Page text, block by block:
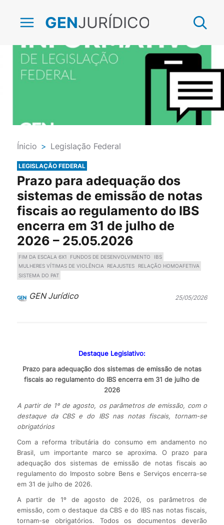
GENJURÍDICO
Ínicio > Legislação Federal
LEGISLAÇÃO FEDERAL
Prazo para adequação dos
sistemas de emissão de notas
fiscais ao regulamento do IBS
encerra em 31 de julho de
2026 – 25.05.2026
FIM DA ESCALA 6X1 FUNDOS DE DESENVOLVIMENTO
IBS
MULHERES VÍTIMAS DE VIOLÊNCIA
REAJUSTES
RELAÇÃO HOMOAFETIVA
SISTEMA DO PAT
GEN Jurídico 25/05/2026
Destaque Legislativo:
Prazo para adequação dos sistemas de emissão de notas
fiscais ao regulamento do IBS encerra em 31 de julho de
2026
A partir de 1º de agosto, os parâmetros de emissão, com o
destaque da CBS e do IBS nas notas fiscais, tornam-se
obrigatórios
Com a reforma tributária do consumo em andamento no
Brasil, um importante marco se aproxima. O prazo para
adequação dos sistemas de emissão de notas fiscais ao
regulamento do Imposto sobre Bens e Serviços encerra-se
em 31 de julho de 2026.
A partir de 1º de agosto de 2026, os parâmetros de
emissão, com o destaque da CBS e do IBS nas notas fiscais,
tornam-se obrigatórios. Todos os documentos deverão